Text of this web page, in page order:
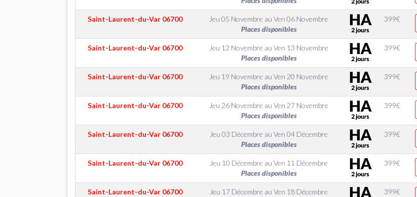
Saint-Laurent-du-Var 06700 Jeu 05 Novembre au Ven 06 Novembre
Places disponibles
399€
Saint-Laurent-du-Var 06700 Jeu 12 Novembre au Ven 13 Novembre
Places disponibles
399€
Saint-Laurent-du-Var 06700 Jeu 19 Novembre au Ven 20 Novembre
Places disponibles
399€
Saint-Laurent-du-Var 06700 Jeu 26 Novembre au Ven 27 Novembre
Places disponibles
399€
Saint-Laurent-du-Var 06700 Jeu 03 Décembre au Ven 04 Décembre
Places disponibles
399€
Saint-Laurent-du-Var 06700 Jeu 10 Décembre au Ven 11 Décembre
Places disponibles
399€
Saint-Laurent-du-Var 06700 Jeu 17 Décembre au Ven 18 Décembre
399€